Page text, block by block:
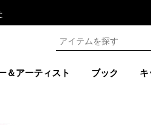
＆アーティスト ブック キ